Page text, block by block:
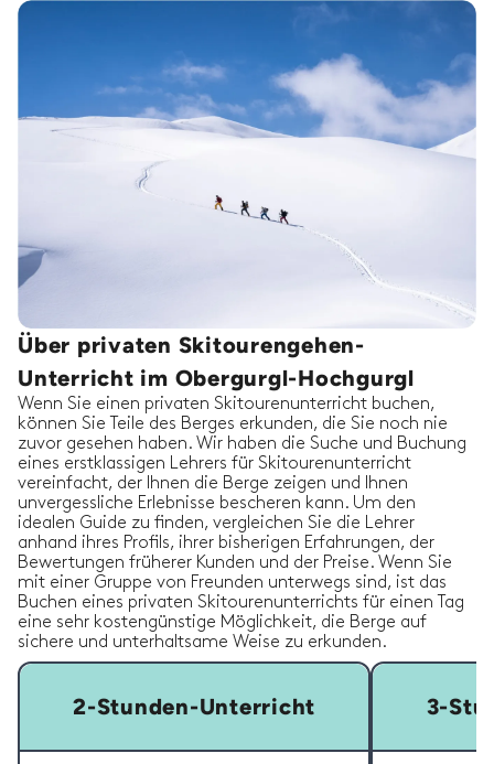
Über privaten Skitourengehen-
Unterricht im Obergurgl-Hochgurgl
Wenn Sie einen privaten Skitourenunterricht buchen,
können Sie Teile des Berges erkunden, die Sie noch nie
zuvor gesehen haben. Wir haben die Suche und Buchung
eines erstklassigen Lehrers für Skitourenunterricht
vereinfacht, der Ihnen die Berge zeigen und Ihnen
unvergessliche Erlebnisse bescheren kann. Um den
idealen Guide zu finden, vergleichen Sie die Lehrer
anhand ihres Profils, ihrer bisherigen Erfahrungen, der
Bewertungen früherer Kunden und der Preise. Wenn Sie
mit einer Gruppe von Freunden unterwegs sind, ist das
Buchen eines privaten Skitourenunterrichts für einen Tag
eine sehr kostengünstige Möglichkeit, die Berge auf
sichere und unterhaltsame Weise zu erkunden.
2-Stunden-Unterricht 3-